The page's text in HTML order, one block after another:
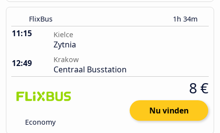
FlixBus 1h 34m
11:15 Kielce
Zytnia
12:49
Krakow
Centraal Busstation
Economy
8 €
Nu vinden